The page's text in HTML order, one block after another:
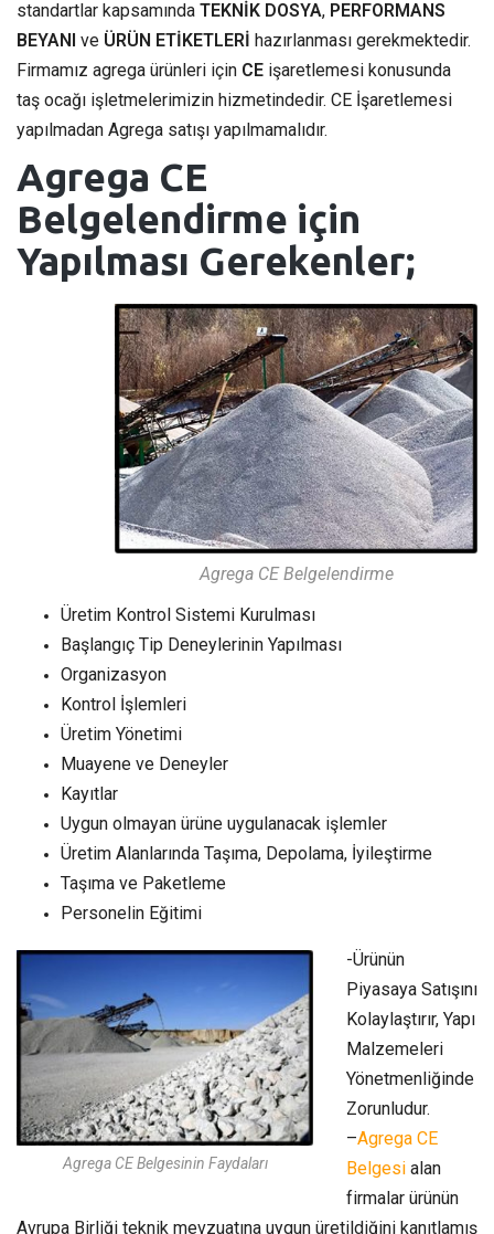
standartlar kapsamında TEKNİK DOSYA, PERFORMANS
BEYANI ve ÜRÜN ETİKETLERİ hazırlanması gerekmektedir.
Firmamız agrega ürünleri için CE işaretlemesi konusunda
taş ocağı işletmelerimizin hizmetindedir. CE İşaretlemesi
yapılmadan Agrega satışı yapılmamalıdır.
Agrega CE
Belgelendirme için
Yapılması Gerekenler;
Agrega CE Belgelendirme
Üretim Kontrol Sistemi Kurulması
Başlangıç Tip Deneylerinin Yapılması
Organizasyon
Kontrol İşlemleri
Üretim Yönetimi
Muayene ve Deneyler
Kayıtlar
Uygun olmayan ürüne uygulanacak işlemler
Üretim Alanlarında Taşıma, Depolama, İyileştirme
Taşıma ve Paketleme
Personelin Eğitimi
Agrega CE Belgesinin Faydaları
-Ürünün
Piyasaya Satışını
Kolaylaştırır, Yapı
Malzemeleri
Yönetmenliğinde
Zorunludur.
–Agrega CE
Belgesi alan
firmalar ürünün
Avrupa Birliği teknik mevzuatına uygun üretildiğini kanıtlamış